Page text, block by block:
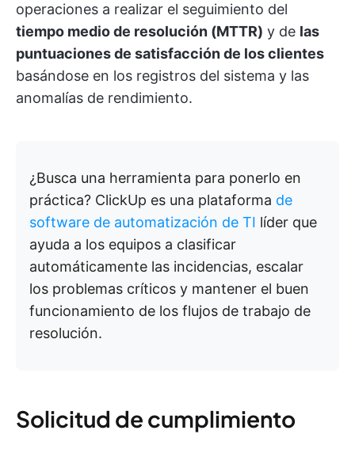
operaciones a realizar el seguimiento del
tiempo medio de resolución (MTTR) y de las
puntuaciones de satisfacción de los clientes
basándose en los registros del sistema y las
anomalías de rendimiento.
¿Busca una herramienta para ponerlo en
práctica? ClickUp es una plataforma de
software de automatización de TI líder que
ayuda a los equipos a clasificar
automáticamente las incidencias, escalar
los problemas críticos y mantener el buen
funcionamiento de los flujos de trabajo de
resolución.
Solicitud de cumplimiento